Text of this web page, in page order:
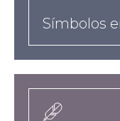
term-
podcast-
a
Símbolos
a-